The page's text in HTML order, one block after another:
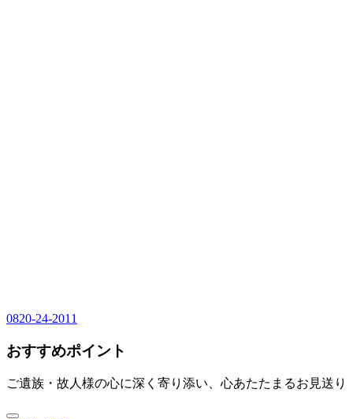
0820-24-2011
おすすめポイント
ご遺族・故人様の心に深く寄り添い、心あたたまるお見送り